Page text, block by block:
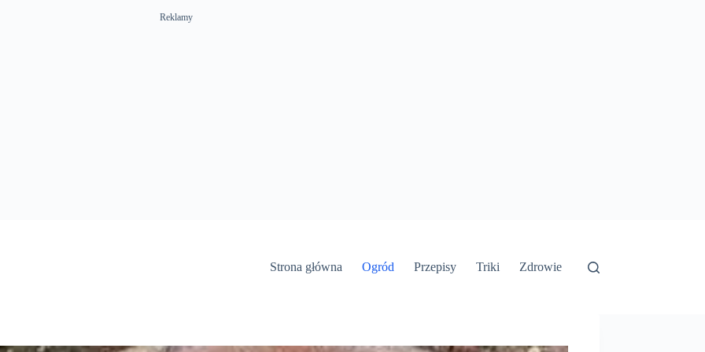
Reklamy
Strona główna Ogród Przepisy Triki Zdrowie